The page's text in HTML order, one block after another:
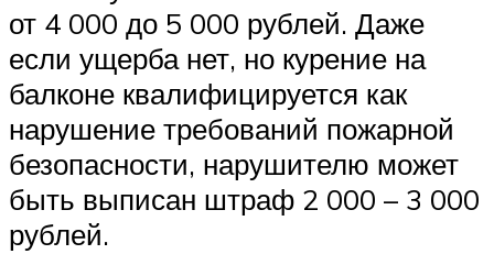
от 4 000 до 5 000 рублей. Даже
если ущерба нет, но курение на
балконе квалифицируется как
нарушение требований пожарной
безопасности, нарушителю может
быть выписан штраф 2 000 – 3 000
рублей.